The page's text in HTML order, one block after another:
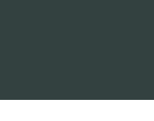
(da pubblicare in